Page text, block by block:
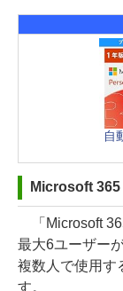
自
Microsoft
「Microsoft
最大6ユーザー
複数人で使用す
す。